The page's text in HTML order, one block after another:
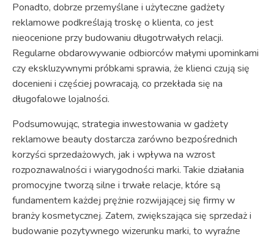
Ponadto, dobrze przemyślane i użyteczne gadżety
reklamowe podkreślają troskę o klienta, co jest
nieocenione przy budowaniu długotrwałych relacji.
Regularne obdarowywanie odbiorców małymi upominkami
czy ekskluzywnymi próbkami sprawia, że klienci czują się
docenieni i częściej powracają, co przekłada się na
długofalowe lojalności.
Podsumowując, strategia inwestowania w gadżety
reklamowe beauty dostarcza zarówno bezpośrednich
korzyści sprzedażowych, jak i wpływa na wzrost
rozpoznawalności i wiarygodności marki. Takie działania
promocyjne tworzą silne i trwałe relacje, które są
fundamentem każdej prężnie rozwijającej się firmy w
branży kosmetycznej. Zatem, zwiększająca się sprzedaż i
budowanie pozytywnego wizerunku marki, to wyraźne